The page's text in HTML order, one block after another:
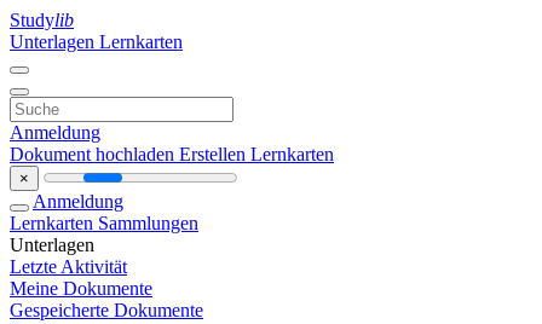
Studylib
Unterlagen Lernkarten
Anmeldung
Dokument hochladen Erstellen Lernkarten
×
Anmeldung
Lernkarten Sammlungen
Unterlagen
Letzte Aktivität
Meine Dokumente
Gespeicherte Dokumente